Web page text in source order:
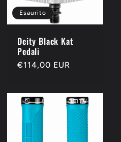
Esaurito
Deity Black Kat
Pedali
Prezzo
€114,00 EUR